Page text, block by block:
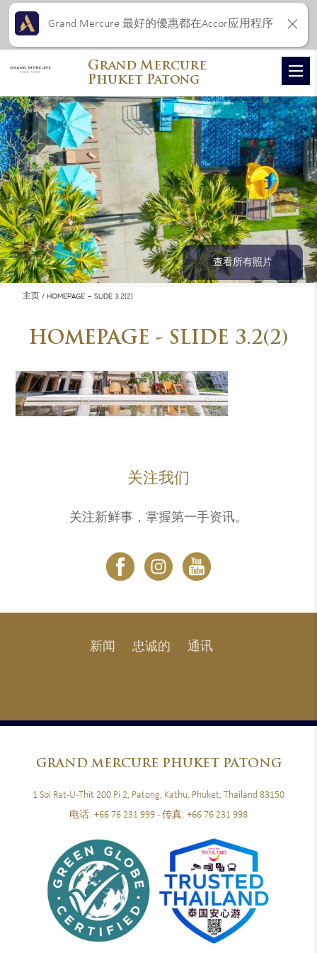
查看所有照片
主页 HOMEPAGE – SLIDE 3.2(2)
HOMEPAGE - SLIDE 3.2(2)
关注我们
关注新鲜事，掌握第一手资讯。
新闻 忠诚的 通讯
GRANDMERCURE PHUKET PATONG
1 Soi Rat-U-Thit 200 Pi 2, Patong, Kathu, Phuket, Thailand 83150
电话: +66 76 231 999 - 传真: +66 76 231 998
Grand Mercure
Phuket Patong
Grand Mercure 最好的優惠都在Accor应用程序